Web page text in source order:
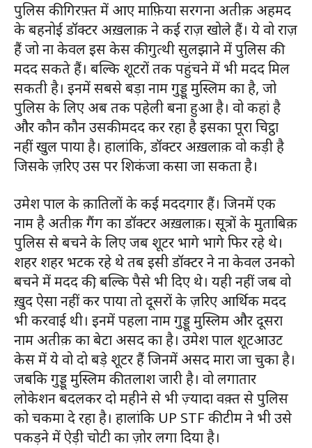
पुलिस की गिरफ़्त में आए माफ़िया सरगना अतीक़ अहमद
के बहनोई डॉक्टर अख़लाक़ ने कई राज़ खोले हैं। ये वो राज़
हैं जो ना केवल इस केस की गुत्थी सुलझाने में पुलिस की
मदद सकते हैं। बल्कि शूटरों तक पहुंचने में भी मदद मिल
सकती है। इनमें सबसे बड़ा नाम गुड्डू मुस्लिम का है, जो
पुलिस के लिए अब तक पहेली बना हुआ है। वो कहां है
और कौन कौन उसकी मदद कर रहा है इसका पूरा चिट्ठा
नहीं खुल पाया है। हालांकि, डॉक्टर अख़लाक़ वो कड़ी है
जिसके ज़रिए उस पर शिकंजा कसा जा सकता है।
उमेश पाल के क़ातिलों के कई मददगार हैं। जिनमें एक
नाम है अतीक़ गैंग का डॉक्टर अख़लाक़। सूत्रों के मुताबिक़
पुलिस से बचने के लिए जब शूटर भागे भागे फिर रहे थे।
शहर शहर भटक रहे थे तब इसी डॉक्टर ने ना केवल उनको
बचने में मदद की, बल्कि पैसे भी दिए थे। यही नहीं जब वो
ख़ुद ऐसा नहीं कर पाया तो दूसरों के ज़रिए आर्थिक मदद
भी करवाई थी। इनमें पहला नाम गुड्डू मुस्लिम और दूसरा
नाम अतीक़ का बेटा असद का है। उमेश पाल शूटआउट
केस में ये वो दो बड़े शूटर हैं जिनमें असद मारा जा चुका है।
जबकि गुड्डू मुस्लिम की तलाश जारी है। वो लगातार
लोकेशन बदलकर दो महीने से भी ज़्यादा वक़्त से पुलिस
को चकमा दे रहा है। हालांकि UP STF की टीम ने भी उसे
पकड़ने में ऐड़ी चोटी का ज़ोर लगा दिया है।